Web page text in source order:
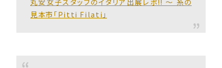
見本市「Pitti Filati」